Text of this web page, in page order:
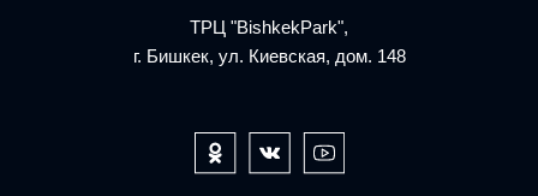
ТРЦ "BishkekPark",
г. Бишкек, ул. Киевская, дом. 148